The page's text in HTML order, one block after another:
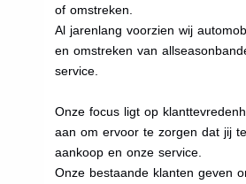
of omstreken.
Al jarenlang voorzien wij
en omstreken van
service.
Onze focus ligt op
aan om ervoor te zorgen dat jij
aankoop en onze service.
Onze bestaande klanten geven